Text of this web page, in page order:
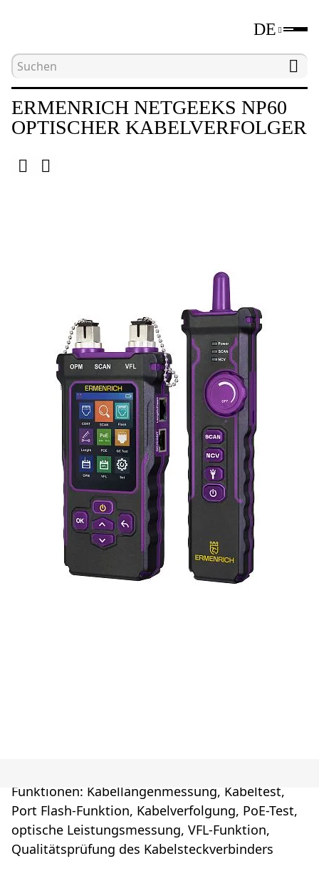
DE
Hauptseite Werkzeuge zum Testen
ERMENRICH NETGEEKS NP60
OPTISCHER KABELVERFOLGER
Funktionen: Kabellängenmessung, Kabeltest,
Port Flash-Funktion, Kabelverfolgung, PoE-Test,
optische Leistungsmessung, VFL-Funktion,
Qualitätsprüfung des Kabelsteckverbinders